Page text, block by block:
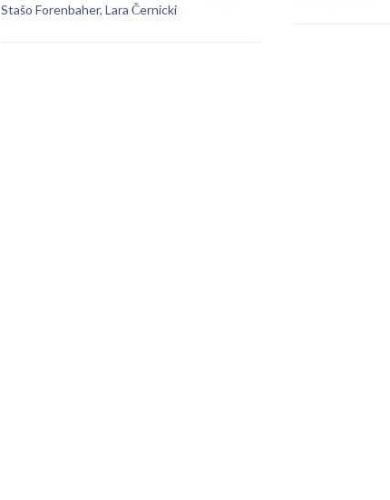
Stašo Forenbaher, Lara Černicki